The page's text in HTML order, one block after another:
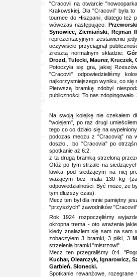
"Cracovii na otwarcie
Krakowskiej. Dla "Cracovii" była
tournee do Hiszpanii, dlatego też
wówczas następująco:
Synowiec, Ziemiański, Rejman
reprezentacyjnym zestawieniu
oczywiście przyciągnął
zresztą normalnym składzie:
Drozd, Tułecki, Maurer, Kruczek,
Potoczyła się gra, jakiej
"Cracovii" odpowiedzieliśmy
najkorzystniejszego wyniku, co się
Pierwszą bramkę zdobył
publiczności. To nas
Na swoją kolejkę nie czekałem
"wolejem", po raz drugi
tego co co działo się na
podczas meczu z "Cracovią" na
doszło... bo "Cracovia" po
spotkanie aż 6:2.
z ta drugą bramką strzeloną
Otóż po tym strzale na
ławka pod siedzącym na niej
ważącym bez mała 130 kg
odpowiedzialności. Być może, ze
tym dłuższy czas).
Mecz ten był dla mnie pamiętny
"przyszłych" zawodników
Rok 1924 rozpoczęliśmy
okropna trema - oto wrażenia
kiedy znalazłem się sam na sam
zobaczyłem 3 bramki, 3 piłki, 3
strzelenia bramki "mistrzowi".
Mecz ten przegraliśmy 0:4.
Kuchar, Olearczyk, Ignarowicz,
Garbień, Słonecki.
Spotkanie rewanżowe,